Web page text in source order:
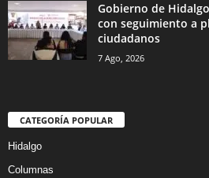
Gobierno de
con seguimiento a
ciudadanos
7 Ago, 2026
CATEGORÍA POPULAR
Hidalgo
Columnas